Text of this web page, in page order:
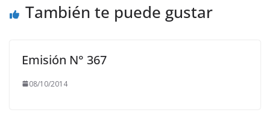
También te puede gustar
Emisión N° 367
08/10/2014